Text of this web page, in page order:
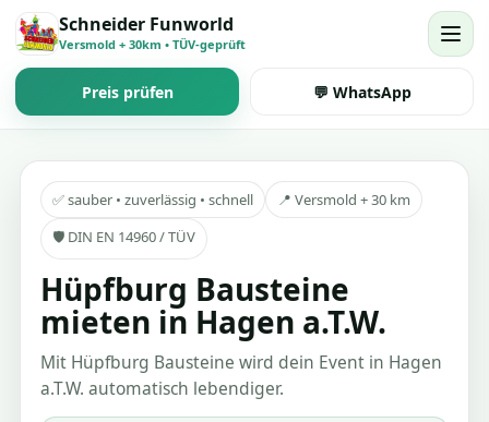
Schneider Funworld
Versmold + 30km • TÜV-geprüft
Preis prüfen 💬 WhatsApp
✅ sauber • zuverlässig • schnell
📍 Versmold + 30 km
🛡️ DIN EN 14960 / TÜV
Hüpfburg Bausteine
mieten in Hagen a.T.W.
Mit Hüpfburg Bausteine wird dein Event in Hagen
a.T.W. automatisch lebendiger.